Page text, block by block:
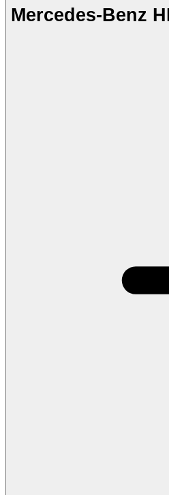
Mercedes-Benz